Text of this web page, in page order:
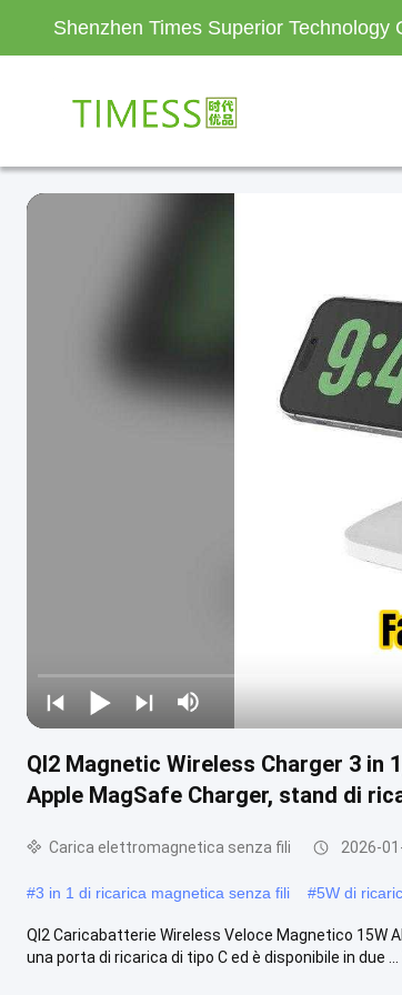
Shenzhen Times Superior Technology
QI2 Magnetic Wireless Charger 3
Apple MagSafe Charger, stand di
Carica elettromagnetica senza fili 2026-
#3 in 1 di ricarica magnetica senza fili #5W di
QI2 Caricabatterie Wireless Veloce Magnetico 15W
una porta di ricarica di tipo C ed è disponibile in due ...